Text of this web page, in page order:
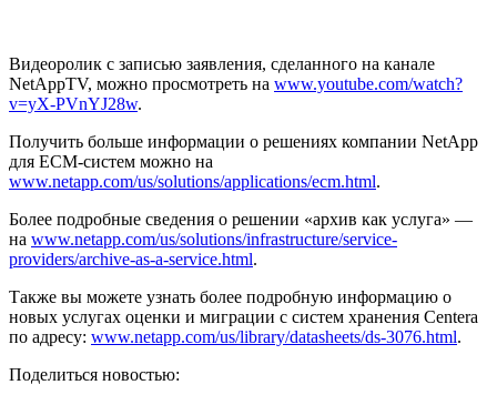
Видеоролик с записью заявления, сделанного на канале
NetAppTV, можно просмотреть на www.youtube.com/watch?
v=yX-PVnYJ28w.
Получить больше информации о решениях компании NetApp
для ECM-систем можно на
www.netapp.com/us/solutions/applications/ecm.html.
Более подробные сведения о решении «архив как услуга» —
на www.netapp.com/us/solutions/infrastructure/service-
providers/archive-as-a-service.html.
Также вы можете узнать более подробную информацию о
новых услугах оценки и миграции с систем хранения Centera
по адресу: www.netapp.com/us/library/datasheets/ds-3076.html.
Поделиться новостью: